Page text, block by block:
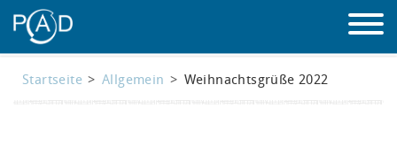
LEISTUNGEN
Startseite Allgemein Weihnachtsgrüße 2022